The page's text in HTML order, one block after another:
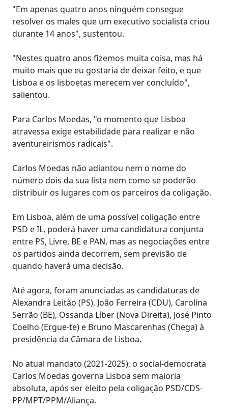
"Em apenas quatro anos ninguém consegue
resolver os males que um executivo socialista criou
durante 14 anos", sustentou.
"Nestes quatro anos fizemos muita coisa, mas há
muito mais que eu gostaria de deixar feito, e que
Lisboa e os lisboetas merecem ver concluído",
salientou.
Para Carlos Moedas, "o momento que Lisboa
atravessa exige estabilidade para realizar e não
aventureirismos radicais".
Carlos Moedas não adiantou nem o nome do
número dois da sua lista nem como se poderão
distribuir os lugares com os parceiros da coligação.
Em Lisboa, além de uma possível coligação entre
PSD e IL, poderá haver uma candidatura conjunta
entre PS, Livre, BE e PAN, mas as negociações entre
os partidos ainda decorrem, sem previsão de
quando haverá uma decisão.
Até agora, foram anunciadas as candidaturas de
Alexandra Leitão (PS), João Ferreira (CDU), Carolina
Serrão (BE), Ossanda Líber (Nova Direita), José Pinto
Coelho (Ergue-te) e Bruno Mascarenhas (Chega) à
presidência da Câmara de Lisboa.
No atual mandato (2021-2025), o social-democrata
Carlos Moedas governa Lisboa sem maioria
absoluta, após ser eleito pela coligação PSD/CDS-
PP/MPT/PPM/Aliança.